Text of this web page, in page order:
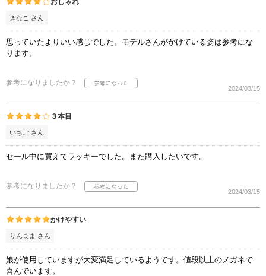
おしゃれ
きなこ さん
思っていたよりいい感じでした。モデルさんがかけている姿は参考にな
ります。
参考になりましたか？
2024/03/15
３本目
いちご さん
セール中に買えてラッキーでした。また購入したいです。
参考になりましたか？
2024/03/15
かけやすい
りんまま さん
娘が使用していますが大変満足しているようです。値段以上のメガネで
喜んでいます。